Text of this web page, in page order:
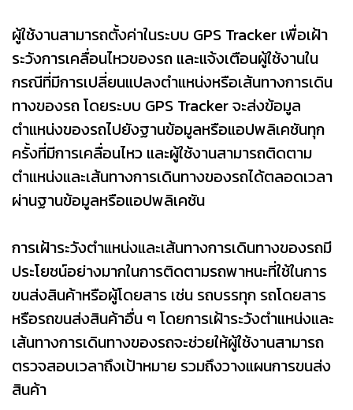
ผู้ใช้งานสามารถตั้งค่าในระบบ GPS Tracker เพื่อเฝ้า
ระวังการเคลื่อนไหวของรถ และแจ้งเตือนผู้ใช้งานใน
กรณีที่มีการเปลี่ยนแปลงตำแหน่งหรือเส้นทางการเดิน
ทางของรถ โดยระบบ GPS Tracker จะส่งข้อมูล
ตำแหน่งของรถไปยังฐานข้อมูลหรือแอปพลิเคชันทุก
ครั้งที่มีการเคลื่อนไหว และผู้ใช้งานสามารถติดตาม
ตำแหน่งและเส้นทางการเดินทางของรถได้ตลอดเวลา
ผ่านฐานข้อมูลหรือแอปพลิเคชัน
การเฝ้าระวังตำแหน่งและเส้นทางการเดินทางของรถมี
ประโยชน์อย่างมากในการติดตามรถพาหนะที่ใช้ในการ
ขนส่งสินค้าหรือผู้โดยสาร เช่น รถบรรทุก รถโดยสาร
หรือรถขนส่งสินค้าอื่น ๆ โดยการเฝ้าระวังตำแหน่งและ
เส้นทางการเดินทางของรถจะช่วยให้ผู้ใช้งานสามารถ
ตรวจสอบเวลาถึงเป้าหมาย รวมถึงวางแผนการขนส่ง
สินค้า